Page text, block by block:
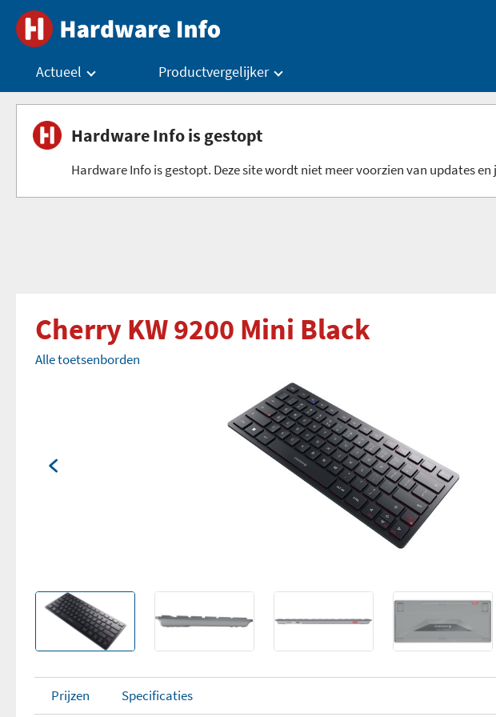
Actueel Productvergelijker
Hardware Info is gestopt
Hardware Info is gestopt. Deze site wordt niet meer voorzien van updates
Cherry KW 9200 Mini Black
Alle toetsenborden
Prijzen Specificaties